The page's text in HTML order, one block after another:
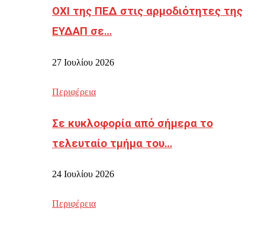
ΟΧΙ της ΠΕΔ στις αρμοδιότητες της
ΕΥΔΑΠ σε…
27 Ιουλίου 2026
Περιφέρεια
Σε κυκλοφορία από σήμερα το
τελευταίο τμήμα του…
24 Ιουλίου 2026
Περιφέρεια